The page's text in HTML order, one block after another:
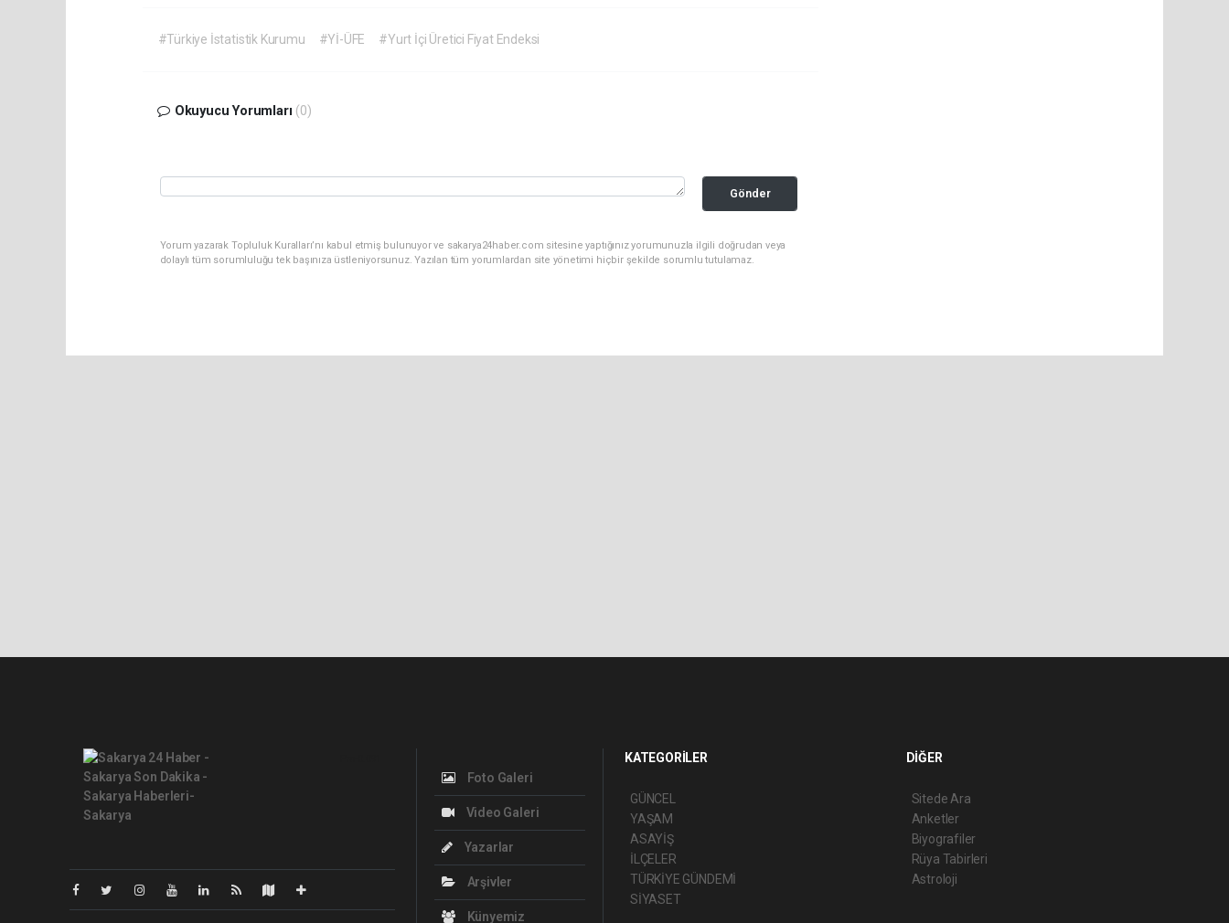
#Türkiye İstatistik Kurumu #Yİ-ÜFE #Yurt İçi Üretici Fiyat Endeksi
Okuyucu Yorumları (0)
Gönder
Yorum yazarak Topluluk Kuralları’nı kabul etmiş bulunuyor ve sakarya24haber.com sitesine yaptığınız yorumunuzla ilgili doğrudan veya
dolaylı tüm sorumluluğu tek başınıza üstleniyorsunuz. Yazılan tüm yorumlardan site yönetimi hiçbir şekilde sorumlu tutulamaz.
Foto Galeri
Video Galeri
Yazarlar
Arşivler
Künyemiz
KATEGORİLER
GÜNCEL
YAŞAM
ASAYİŞ
İLÇELER
TÜRKİYE GÜNDEMİ
SİYASET
DİĞER
Sitede Ara
Anketler
Biyografiler
Rüya Tabirleri
Astroloji